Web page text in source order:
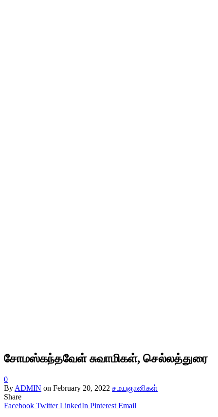
சோமஸ்கந்தவேள் சுவாமிகள், செல்லத்துரை
0
By ADMIN on February 20, 2022 சமயஞானிகள்
Share
Facebook Twitter LinkedIn Pinterest Email